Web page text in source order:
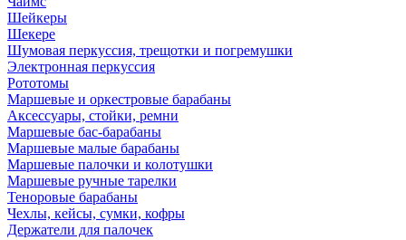
Шейкеры
Шекере
Шумовая перкуссия, трещотки и погремушки
Электронная перкуссия
Рототомы
Маршевые и оркестровые барабаны
Аксессуары, стойки, ремни
Маршевые бас-барабаны
Маршевые малые барабаны
Маршевые палочки и колотушки
Маршевые ручные тарелки
Теноровые барабаны
Чехлы, кейсы, сумки, кофры
Держатели для палочек